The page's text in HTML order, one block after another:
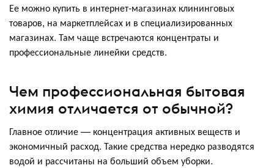
Ее можно купить в интернет‑магазинах клининговых
товаров, на маркетплейсах и в специализированных
магазинах. Там чаще встречаются концентраты и
профессиональные линейки средств.
Чем профессиональная бытовая
химия отличается от обычной?
Главное отличие — концентрация активных веществ и
экономичный расход. Такие средства нередко разводятся
водой и рассчитаны на больший объем уборки.